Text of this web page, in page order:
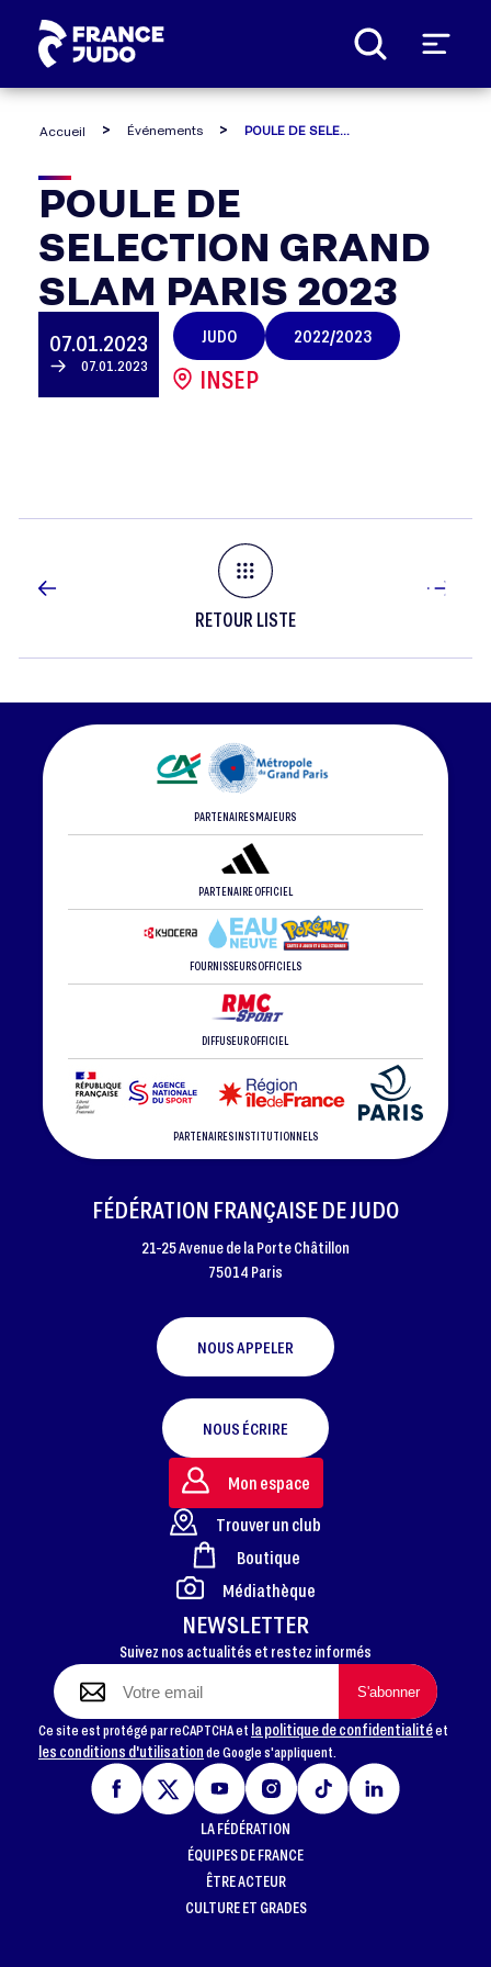
Accueil Événements
POULE
DE
SELECTION
GRAND
2023
POULE DE
SELECTION GRAND
SLAM PARIS 2023
07.01.2023
07.01.2023
JUDO 2022/2023
INSEP
RETOUR LISTE
PARTENAIRES MAJEURS
PARTENAIRE OFFICIEL
FOURNISSEURS OFFICIELS
DIFFUSEUR OFFICIEL
PARTENAIRES INSTITUTIONNELS
FOOTER
FÉDÉRATION FRANÇAISE DE JUDO
21-25 Avenue de la Porte Châtillon
75014 Paris
NOUS APPELER
NOUS ÉCRIRE
NEWSLETTER
Suivez nos actualités et restez informés
Ce site est protégé par reCAPTCHA et la politique de confidentialitéet
les conditions d'utilisationde Google s'appliquent.
Mon espace
Trouver un club
Boutique
Médiathèque
LA FÉDÉRATION
ÉQUIPES DE FRANCE
ÊTRE ACTEUR
CULTURE ET GRADES